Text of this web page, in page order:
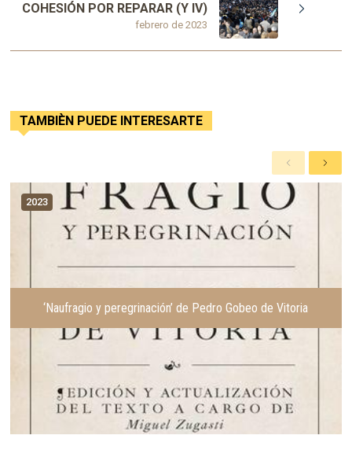
febrero de 2023
COHESIÓN POR REPARAR (Y IV)
TAMBIÈN PUEDE INTERESARTE
A
n
e
r
i
r
S
i
e
2023
‘Naufragio y peregrinación’ de Pedro Gobeo de Vitoria